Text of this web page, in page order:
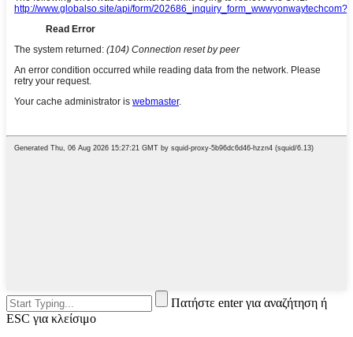
Πατήστε enter για αναζήτηση ή
ESC για κλείσιμο